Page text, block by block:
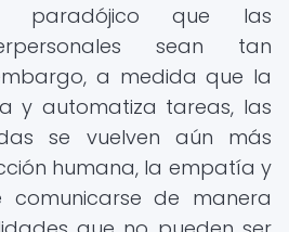
paradójico que las
sean tan
a medida que la
y automatiza tareas, las
se vuelven aún más
humana, la empatía y
de manera